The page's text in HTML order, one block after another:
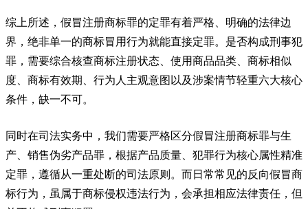
综上所述，假冒注册商标罪的定罪有着严格、明确的法律边
界，绝非单一的商标冒用行为就能直接定罪。是否构成刑事犯
罪，需要综合核查商标注册状态、使用商品品类、商标相似
度、商标有效期、行为人主观意图以及涉案情节轻重六大核心
条件，缺一不可。
同时在司法实务中，我们需要严格区分假冒注册商标罪与生
产、销售伪劣产品罪，根据产品质量、犯罪行为核心属性精准
定罪，遵循从一重处断的司法原则。而日常常见的反向假冒商
标行为，虽属于商标侵权违法行为，会承担相应法律责任，但